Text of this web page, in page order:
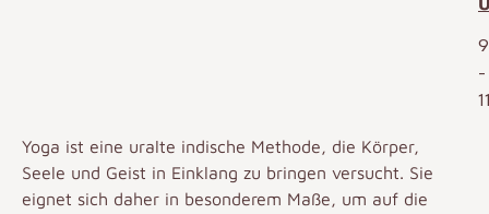
-
Yoga ist eine uralte indische Methode, die Körper,
Seele und Geist in Einklang zu bringen versucht. Sie
eignet sich daher in besonderem Maße, um auf die